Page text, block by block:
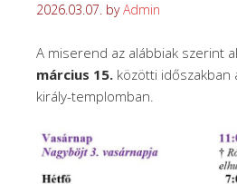
2026.03.07. byAdmin
A miserend az alábbiak szerint
március 15. közötti időszakban
király-templomban.